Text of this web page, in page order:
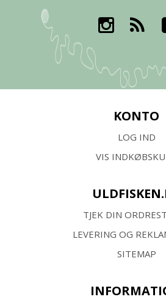
KONTO
LOG IND
VIS
TJEK DIN
LEVERING OG
SITEMAP